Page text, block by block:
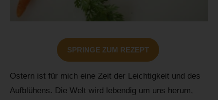
SPRINGE ZUM REZEPT
Ostern ist für mich eine Zeit der Leichtigkeit und des
Aufblühens. Die Welt wird lebendig um uns herum,